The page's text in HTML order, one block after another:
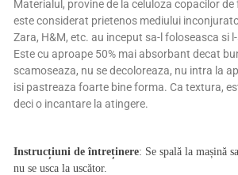
Materialul, provine de la celuloza copacilor
este considerat prietenos mediului
Zara, H&M, etc. au inceput sa-l foloseasca si
Este cu aproape 50% mai absorbant decat
scamoseaza, nu se decoloreaza, nu intra la
isi pastreaza foarte bine forma. Ca textura,
deci o incantare la atingere.
Instrucțiuni de întreținere: Se spală la mașină
nu se usca la uscător.